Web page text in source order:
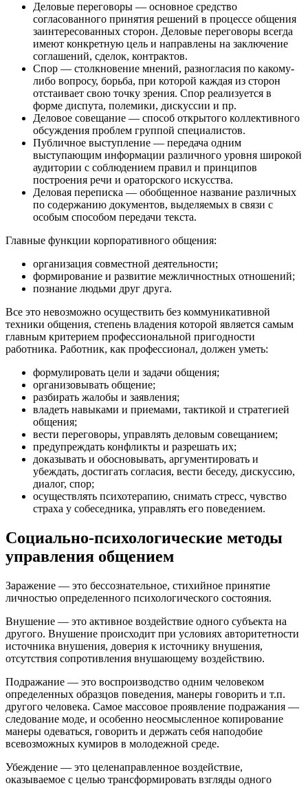
Деловые переговоры — основное средство
согласованного принятия решений в процессе общения
заинтересованных сторон. Деловые переговоры всегда
имеют конкретную цель и направлены на заключение
соглашений, сделок, контрактов.
Спор — столкновение мнений, разногласия по какому-
либо вопросу, борьба, при которой каждая из сторон
отстаивает свою точку зрения. Спор реализуется в
форме диспута, полемики, дискуссии и пр.
Деловое совещание — способ открытого коллективного
обсуждения проблем группой специалистов.
Публичное выступление — передача одним
выступающим информации различного уровня широкой
аудитории с соблюдением правил и принципов
построения речи и ораторского искусства.
Деловая переписка — обобщенное название различных
по содержанию документов, выделяемых в связи с
особым способом передачи текста.
Главные функции корпоративного общения:
организация совместной деятельности;
формирование и развитие межличностных отношений;
познание людьми друг друга.
Все это невозможно осуществить без коммуникативной
техники общения, степень владения которой является самым
главным критерием профессиональной пригодности
работника. Работник, как профессионал, должен уметь:
формулировать цели и задачи общения;
организовывать общение;
разбирать жалобы и заявления;
владеть навыками и приемами, тактикой и стратегией
общения;
вести переговоры, управлять деловым совещанием;
предупреждать конфликты и разрешать их;
доказывать и обосновывать, аргументировать и
убеждать, достигать согласия, вести беседу, дискуссию,
диалог, спор;
осуществлять психотерапию, снимать стресс, чувство
страха у собеседника, управлять его поведением.
Социально-психологические методы
управления общением
Заражение — это бессознательное, стихийное принятие
личностью определенного психологического состояния.
Внушение — это активное воздействие одного субъекта на
другого. Внушение происходит при условиях авторитетности
источника внушения, доверия к источнику внушения,
отсутствия сопротивления внушающему воздействию.
Подражание — это воспроизводство одним человеком
определенных образцов поведения, манеры говорить и т.п.
другого человека. Самое массовое проявление подражания —
следование моде, и особенно неосмысленное копирование
манеры одеваться, говорить и держать себя наподобие
всевозможных кумиров в молодежной среде.
Убеждение — это целенаправленное воздействие,
оказываемое с целью трансформировать взгляды одного